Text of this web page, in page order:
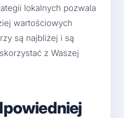
lokalnych pozwala
wartościowych
są najbliżej i są
z Waszej